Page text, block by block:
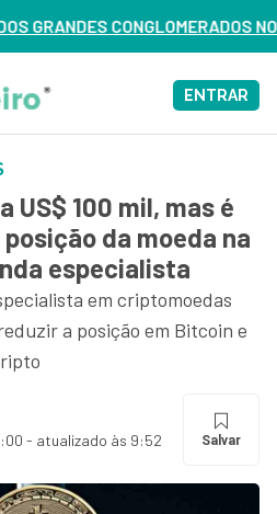
CONGLOMERADOS NO
ENTRAR
US$ 100 mil, mas é
da moeda na
especialista
em criptomoedas
a posição em Bitcoin e
- atualizado às 9:52 Salvar